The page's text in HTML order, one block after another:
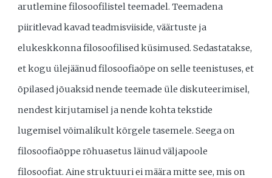
arutlemine filosoofilistel teemadel. Teemadena
piiritlevad kavad teadmisviiside, väärtuste ja
elukeskkonna filosoofilised küsimused. Sedastatakse,
et kogu ülejäänud filosoofiaõpe on selle teenistuses, et
õpilased jõuaksid nende teemade üle diskuteerimisel,
nendest kirjutamisel ja nende kohta tekstide
lugemisel võimalikult kõrgele tasemele. Seega on
filosoofiaõppe rõhuasetus läinud väljapoole
filosoofiat. Aine struktuuri ei määra mitte see, mis on